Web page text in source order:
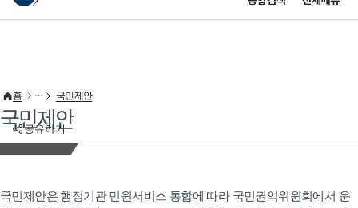
이 누리집은 대한민국 공식 전자정부 누리집입니다.
공유하기
홈 국민제안
국민제안
국민제안은 행정기관 민원서비스 통합에 따라 국민권익위원회에서 운